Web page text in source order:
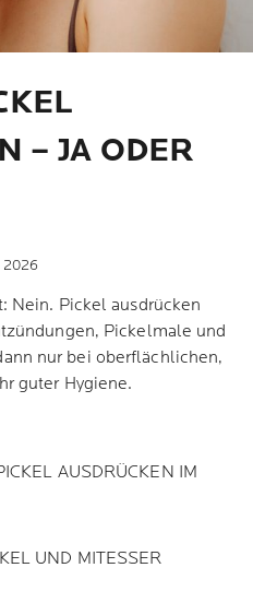
– JA ODER
2026
Nein. Pickel ausdrücken
Pickelmale und
nur bei oberflächlichen,
guter Hygiene.
AUSDRÜCKEN IM
UND MITESSER